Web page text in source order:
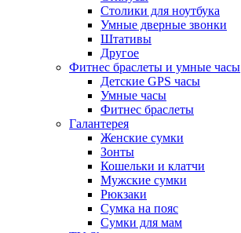
Столики для ноутбука
Умные дверные звонки
Штативы
Другое
Фитнес браслеты и умные часы
Детские GPS часы
Умные часы
Фитнес браслеты
Галантерея
Женские сумки
Зонты
Кошельки и клатчи
Мужские сумки
Рюкзаки
Сумка на пояс
Сумки для мам